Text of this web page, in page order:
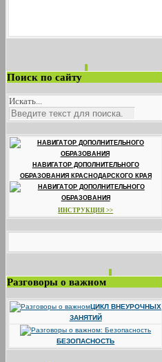
Поиск по сайту
Искать...
НАВИГАТОР ДОПОЛНИТЕЛЬНОГО
ОБРАЗОВАНИЯ КРАСНОДАРСКОГО КРАЯ
ИНСТРУКЦИЯ >>
Разговоры о важном
ЦИКЛ ВНЕУРОЧНЫХ
ЗАНЯТИЙ
БЕЗОПАСНОСТЬ